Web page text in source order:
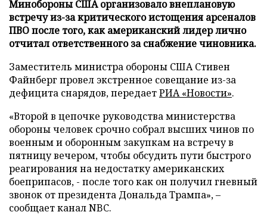
Минобороны США организовало внеплановую
встречу из-за критического истощения арсеналов
ПВО после того, как американский лидер лично
отчитал ответственного за снабжение чиновника.
Заместитель министра обороны США Стивен
Файнберг провел экстренное совещание из-за
дефицита снарядов, передаетРИА «Новости».
«Второй в цепочке руководства министерства
обороны человек срочно собрал высших чинов по
военным и оборонным закупкам на встречу в
пятницу вечером, чтобы обсудить пути быстрого
реагирования на недостатку американских
боеприпасов, - после того как он получил гневный
звонок от президента Дональда Трампа», –
сообщает канал NBC.